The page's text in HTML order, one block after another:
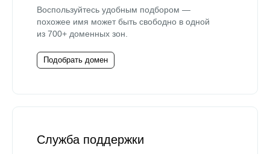
Воспользуйтесь удобным подбором —
похожее имя может быть свободно в одной
из 700+ доменных зон.
Подобрать домен
Служба поддержки